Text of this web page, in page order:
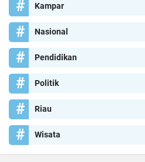
Kampar
Nasional
Pendidikan
Politik
Riau
Wisata